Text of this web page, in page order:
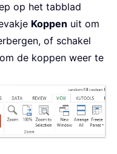
op het tabblad
Koppen uit om
of schakel
de koppen weer te